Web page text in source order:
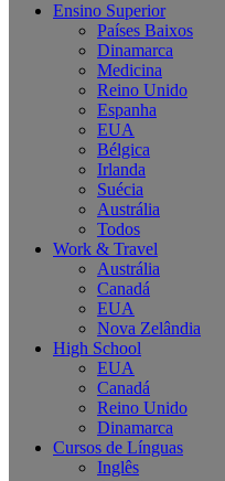
Ensino Superior
Países Baixos
Dinamarca
Medicina
Reino Unido
Espanha
EUA
Bélgica
Irlanda
Suécia
Austrália
Todos
Work & Travel
Austrália
Canadá
EUA
Nova Zelândia
High School
EUA
Canadá
Reino Unido
Dinamarca
Cursos de Línguas
Inglês